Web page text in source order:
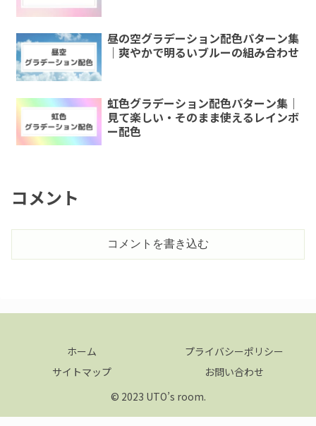
昼の空グラデーション配色パターン集
｜爽やかで明るいブルーの組み合わせ
虹色グラデーション配色パターン集｜
見て楽しい・そのまま使えるレインボ
ー配色
コメント
コメントを書き込む
ホーム
プライバシーポリシー
サイトマップ
お問い合わせ
© 2023 UTO’s room.